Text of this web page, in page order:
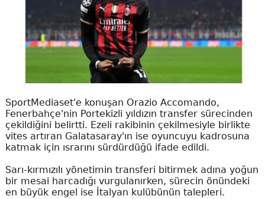
SportMediaset'e konuşan Orazio Accomando,
Fenerbahçe'nin Portekizli yıldızın transfer sürecinden
çekildiğini belirtti. Ezeli rakibinin çekilmesiyle birlikte
vites artıran Galatasaray'ın ise oyuncuyu kadrosuna
katmak için ısrarını sürdürdüğü ifade edildi.
Sarı-kırmızılı yönetimin transferi bitirmek adına yoğun
bir mesai harcadığı vurgulanırken, sürecin önündeki
en büyük engel ise İtalyan kulübünün talepleri.